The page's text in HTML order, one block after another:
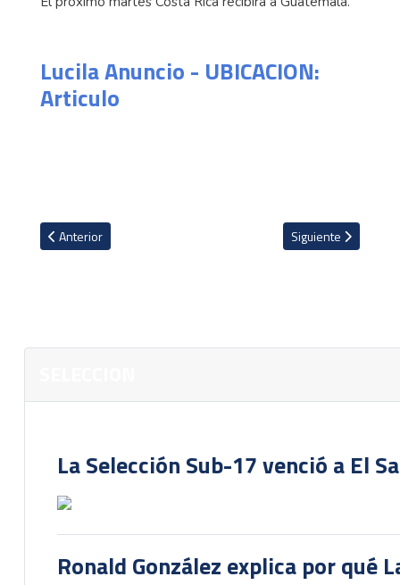
Lucila Anuncio - UBICACION:
Articulo
Artículo anterior: VIDEO: Costa Rica sufrió para salir con un punto
Anterior Artículo siguiente:
Siguiente
La Selección Sub-17 venció a El
Ronald González explica por qué